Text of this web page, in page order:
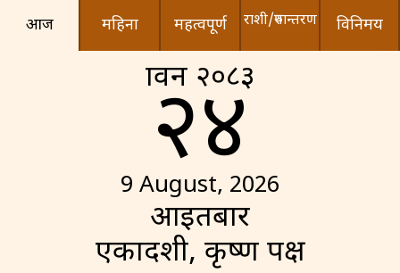
आज महिना महत्वपूर्ण राशी/रुपान्तरण विनिमय
श्रावन २०८३
२४
9 August, 2026
आइतबार
एकादशी, कृष्ण पक्ष